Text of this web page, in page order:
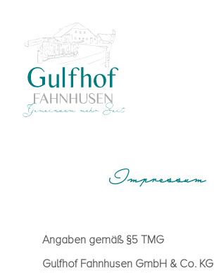
Impressum
Anga­ben gemäß §5 TMG
Gulfhof Fahn­husen GmbH & Co. KG